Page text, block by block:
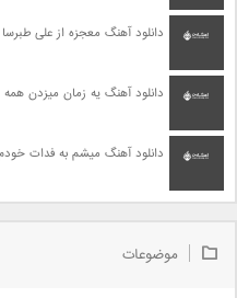
دانلود آهنگ معجزه از علی
دانلود آهنگ یه زمان میزدن
دانلود آهنگ میشم به فدات
موضوعات